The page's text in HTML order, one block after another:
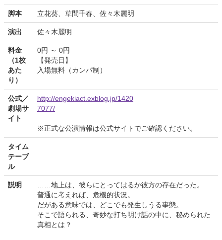
脚本 立花葵、草間千春、佐々木麗明
演出 佐々木麗明
料金
（1枚
あた
り）
0円 ～ 0円
【発売日】
入場無料（カンパ制）
公式／
劇場サ
イト
http://engekiact.exblog.jp/1420
7077/
※正式な公演情報は公式サイトでご確認ください。
タイム
テーブ
ル
説明
……地上は、彼らにとってはるか彼方の存在だった。
普通に考えれば、危機的状況。
だがある意味では、どこでも発生しうる事態。
そこで語られる、奇妙な打ち明け話の中に、秘められた
真相とは？